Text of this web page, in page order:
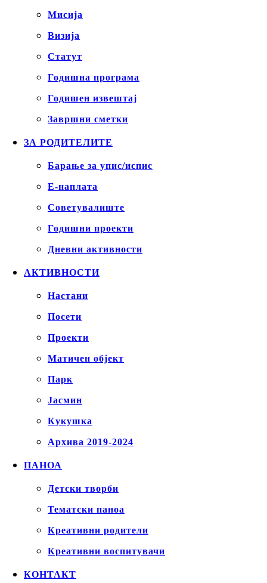
Mисија
Визија
Статут
Годишна програма
Годишен извештај
Завршни сметки
ЗА РОДИТЕЛИТЕ
Барање за упис/испис
Е-наплата
Советувалиште
Годишни проекти
Дневни активности
АКТИВНОСТИ
Настани
Посети
Проекти
Матичен објект
Парк
Јасмин
Кукушка
Архива 2019-2024
ПАНОА
Детски творби
Тематски паноа
Креативни родители
Креативни воспитувачи
КОНТАКТ